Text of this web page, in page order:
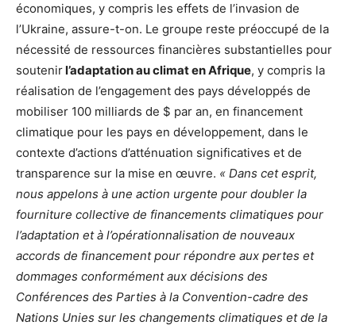
économiques, y compris les effets de l’invasion de
l’Ukraine, assure-t-on. Le groupe reste préoccupé de la
nécessité de ressources financières substantielles pour
soutenirl’adaptation au climat en Afrique, y compris la
réalisation de l’engagement des pays développés de
mobiliser 100 milliards de $ par an, en financement
climatique pour les pays en développement, dans le
contexte d’actions d’atténuation significatives et de
transparence sur la mise en œuvre. « Dans cet esprit,
nous appelons à une action urgente pour doubler la
fourniture collective de financements climatiques pour
l’adaptation et à l’opérationnalisation de nouveaux
accords de financement pour répondre aux pertes et
dommages conformément aux décisions des
Conférences des Parties à la Convention-cadre des
Nations Unies sur les changements climatiques et de la